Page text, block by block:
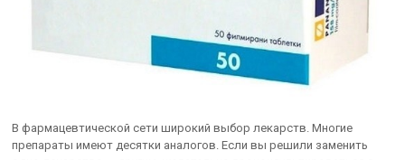
В фармацевтической сети широкий выбор лекарств. Многие
препараты имеют десятки аналогов. Если вы решили заменить